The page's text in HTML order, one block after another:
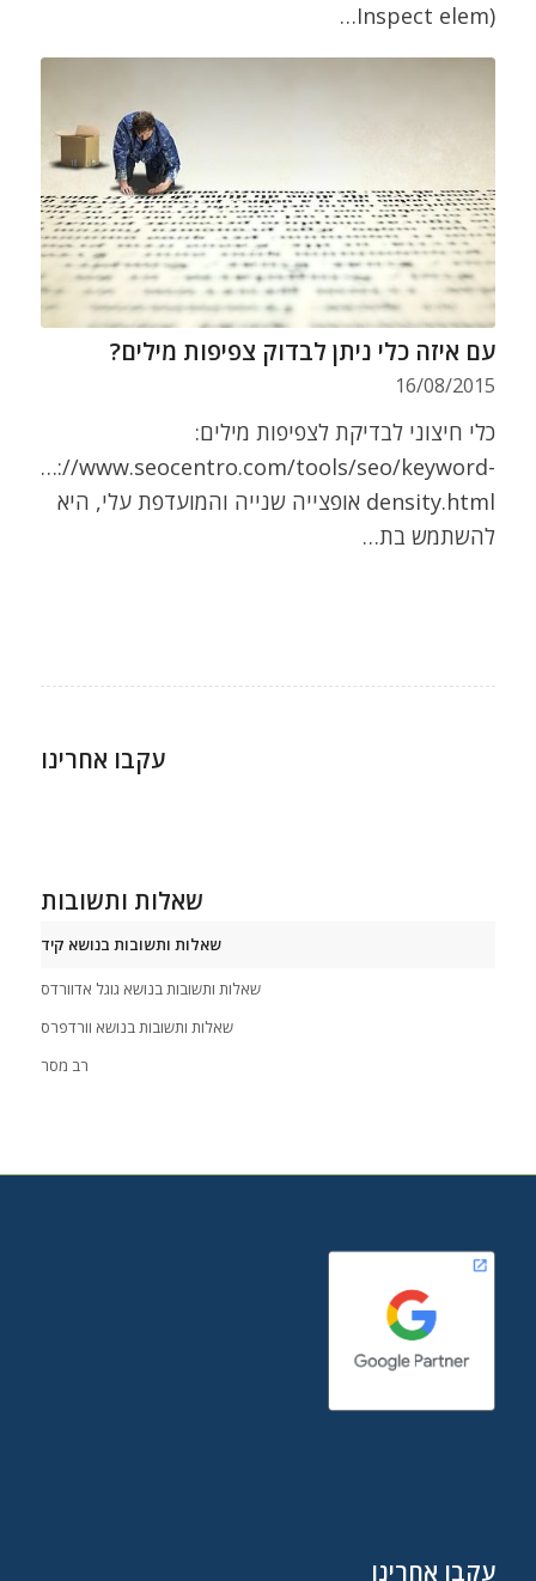
(Inspect elem…
עם איזה כלי ניתן לבדוק צפיפות מילים?
16/08/2015
כלי חיצוני לבדיקת לצפיפות מילים:
http://www.seocentro.com/tools/seo/keyword-
density.html אופצייה שנייה והמועדפת עלי, היא
להשתמש בת…
עקבו אחרינו
שאלות ותשובות
שאלות ותשובות בנושא קידום
שאלות ותשובות בנושא גוגל אדוורדס
שאלות ותשובות בנושא וורדפרס
רב מסר
עקבו אחרינו